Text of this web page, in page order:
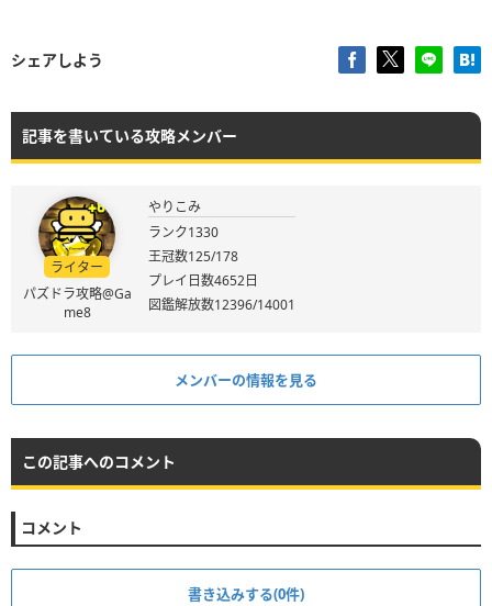
シェアしよう
記事を書いている攻略メンバー
ライター
パズドラ攻略@Ga
me8
やりこみ
ランク1330
王冠数125/178
プレイ日数4652日
図鑑解放数12396/14001
メンバーの情報を見る
この記事へのコメント
コメント
書き込みする(0件)